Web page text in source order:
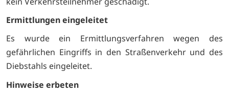
Ermittlungen eingeleitet
Es wurde ein Ermittlungsverfahren wegen des
gefährlichen Eingriffs in den Straßenverkehr und des
Diebstahls eingeleitet.
Hinweise erbeten